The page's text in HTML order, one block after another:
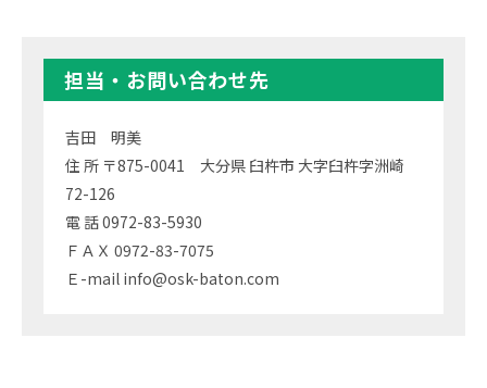
担当・お問い合わせ先
吉田 明美
住 所 〒875-0041 大分県 臼杵市 大字臼杵字洲崎
72-126
電 話 0972-83-5930
ＦＡＸ 0972-83-7075
Ｅ-mail info@osk-baton.com